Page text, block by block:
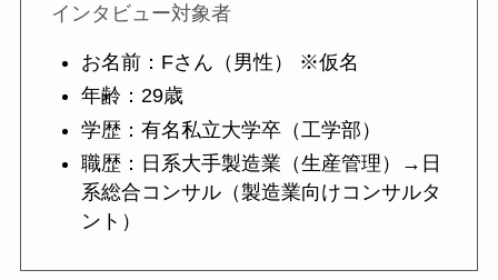
インタビュー対象者
お名前：Fさん（男性） ※仮名
年齢：29歳
学歴：有名私立大学卒（工学部）
職歴：日系大手製造業（生産管理）→日
系総合コンサル（製造業向けコンサルタ
ント）